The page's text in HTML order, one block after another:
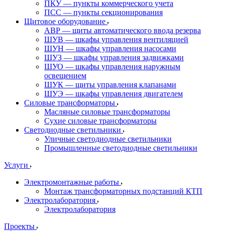
ПКУ — пункты коммерческого учета
ПСС — пункты секционирования
Щитовое оборудование
АВР — щиты автоматического ввода резерва
ШУВ — шкафы управления вентиляцией
ШУН — шкафы управления насосами
ШУЗ — шкафы управления задвижками
ШУО — шкафы управления наружным
освещением
ШУК — щиты управления клапанами
ШУЭ — шкафы управления двигателем
Силовые трансформаторы
Масляные силовые трансформаторы
Сухие силовые трансформаторы
Светодиодные светильники
Уличные светодиодные светильники
Промышленные светодиодные светильники
Услуги
Электромонтажные работы
Монтаж трансформаторных подстанций КТП
Электролаборатория
Электролаборатория
Проекты